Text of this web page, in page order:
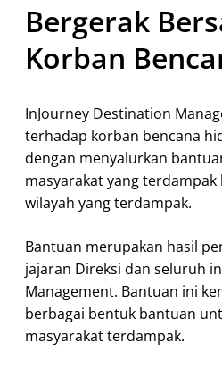
Bergerak
Korban
InJourney Destination
terhadap korban bencana
dengan menyalurkan
masyarakat yang
wilayah yang terdampak.
Bantuan merupakan hasil
jajaran Direksi dan seluruh
Management. Bantuan ini
berbagai bentuk bantuan
masyarakat terdampak.